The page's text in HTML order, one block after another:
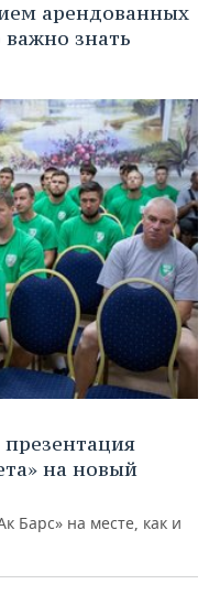
арендованных
знать
на новый
Барс» на месте, как и